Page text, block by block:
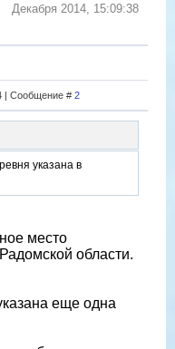
Декабря 2014, 15:09:38
| Сообщение # 2
указана в
место
области.
еще одна